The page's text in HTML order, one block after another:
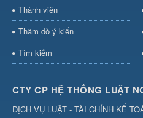
Thành viên
Thăm dò ý kiến
Tìm kiếm
CTY CP HỆ THỐNG LUẬT
DỊCH VỤ LUẬT - TÀI CHÍNH KẾ